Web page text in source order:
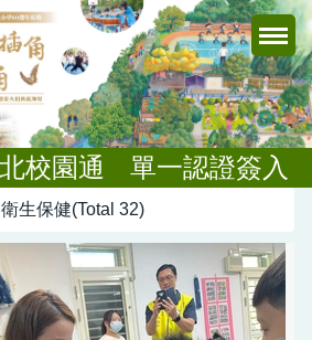
校園通 單一認證簽入
衛生保健(Total 32)